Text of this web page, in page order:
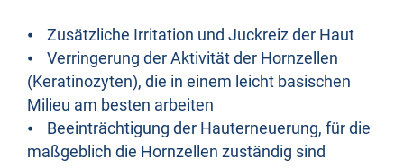
⦁ Zusätzliche Irritation und Juckreiz der Haut
⦁ Verringerung der Aktivität der Hornzellen
(Keratinozyten), die in einem leicht basischen
Milieu am besten arbeiten
⦁ Beeinträchtigung der Hauterneuerung, für die
maßgeblich die Hornzellen zuständig sind